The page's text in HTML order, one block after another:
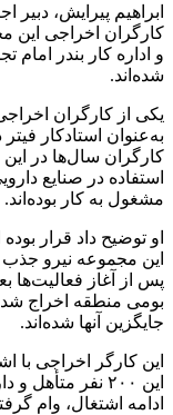
ابراهیم پیرایش، دبیر
کارگران اخراجی این
و اداره کار بندر امام
شده‌اند.
یکی از کارگران
به‌عنوان استادکار
کارگران سال‌ها در
استفاده در صنایع
مشغول به کار بوده‌اند.
او توضیح داد قرار
این مجموعه نیرو جذب
بومی منطقه اخراج
جایگزین آنها شده‌اند.
این کارگر اخراجی
این ۲۰۰ نفر
ادامه اشتغال، وام